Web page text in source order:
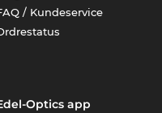
/ Kundeservice
Optics app